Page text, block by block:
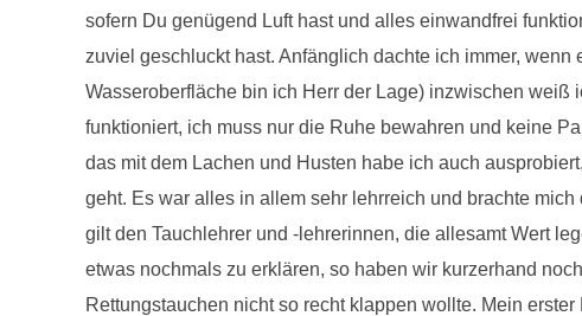
sofern Du genügend Luft hast und alles einwandfrei
zuviel geschluckt hast. Anfänglich dachte ich immer,
Wasseroberfläche bin ich Herr der Lage) inzwischen
funktioniert, ich muss nur die Ruhe bewahren und keine
das mit dem Lachen und Husten habe ich auch
geht. Es war alles in allem sehr lehrreich und brachte
gilt den Tauchlehrer und -lehrerinnen, die allesamt Wert
etwas nochmals zu erklären, so haben wir kurzerhand
Rettungstauchen nicht so recht klappen wollte. Mein